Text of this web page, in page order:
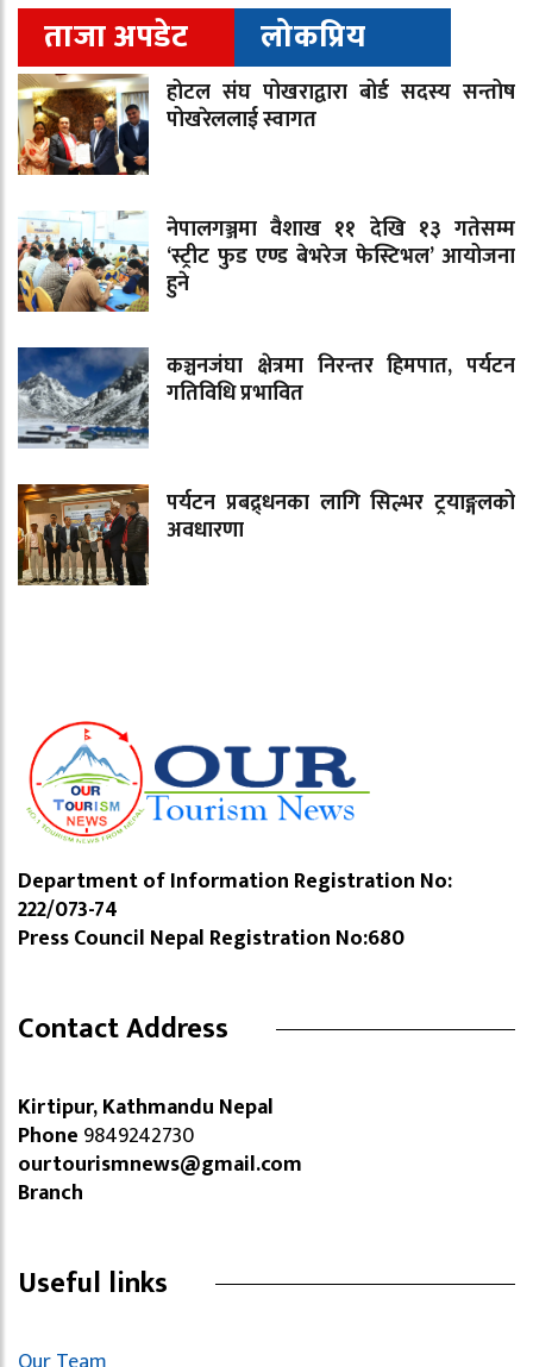
ताजा अपडेट लोकप्रिय
होटल संघ पोखराद्वारा बोर्ड सदस्य सन्तोष
पोखरेललाई स्वागत
नेपालगञ्जमा वैशाख ११ देखि १३ गतेसम्म
‘स्ट्रीट फुड एण्ड बेभरेज फेस्टिभल’ आयोजना
हुने
कञ्चनजंघा क्षेत्रमा निरन्तर हिमपात, पर्यटन
गतिविधि प्रभावित
पर्यटन प्रबद्र्धनका लागि सिल्भर ट्रयाङ्गलको
अवधारणा
Department of Information Registration No:
222/073-74
Press Council Nepal Registration No:680
Contact Address
Kirtipur, Kathmandu Nepal
Phone 9849242730
ourtourismnews@gmail.com
Branch
Useful links